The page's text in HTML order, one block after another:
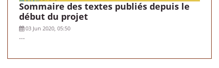
Sommaire des textes publiés depuis le
début du projet
03 Jun 2020, 05:50
...